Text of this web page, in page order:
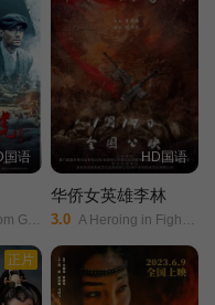
国语 HD国语
华侨女英雄李林
3.0 A Heroing in Fighting/
正片